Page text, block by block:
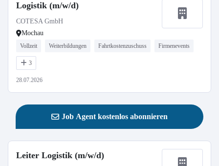
Logistik (m/w/d)
COTESA GmbH
Mochau
Vollzeit Weiterbildungen Fahrtkostenzuschuss Firmenevents
3
28.07.2026
Job Agent kostenlos abonnieren
Leiter Logistik (m/w/d)